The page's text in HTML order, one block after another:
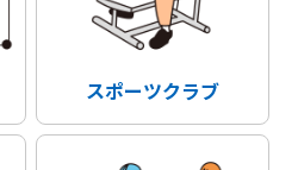
スポーツクラブ